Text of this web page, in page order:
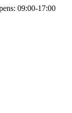
09:00-17:00